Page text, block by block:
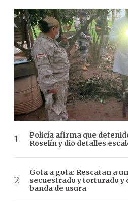
Policía afirma que
Roselín y dio detalles
Gota a gota: Rescatan a
secuestrado y torturado y
banda de usura